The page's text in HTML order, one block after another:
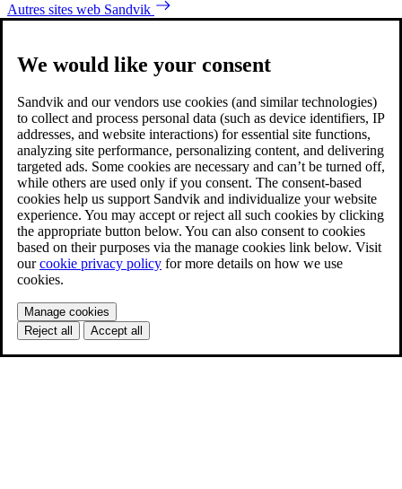
Autres sites web Sandvik
We would like your consent
Sandvik and our vendors use cookies (and similar technologies)
to collect and process personal data (such as device identifiers, IP
addresses, and website interactions) for essential site functions,
analyzing site performance, personalizing content, and delivering
targeted ads. Some cookies are necessary and can’t be turned off,
while others are used only if you consent. The consent-based
cookies help us support Sandvik and individualize your website
experience. You may accept or reject all such cookies by clicking
the appropriate button below. You can also consent to cookies
based on their purposes via the manage cookies link below. Visit
ourcookie privacy policy for more details on how we use
cookies.
Manage cookies
Reject all
Accept all